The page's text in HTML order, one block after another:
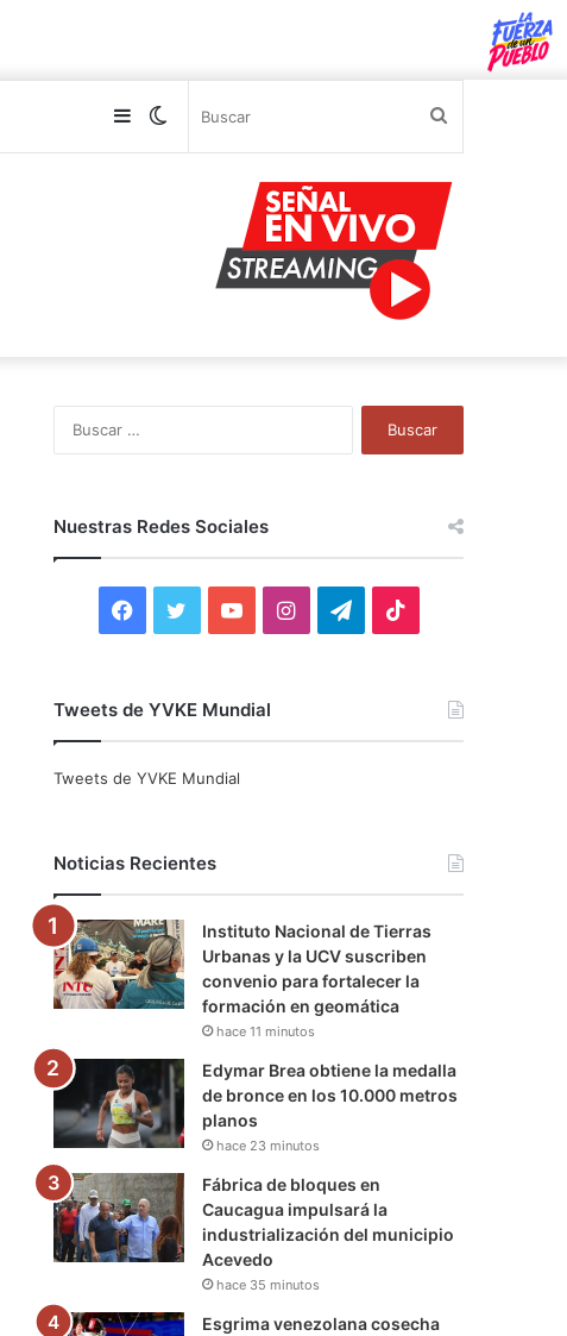
Switch
Sidebar
Nuestras Redes Sociales
F
c
o
k
i
r
Y
u
e
I
r
a
m
T
a
m
Tweets de YVKE Mundial
Tweets de YVKE Mundial
Noticias Recientes
Instituto Nacional de Tierras
Urbanas y la UCV suscriben
convenio para fortalecer la
formación en geomática
hace 11 minutos
Edymar Brea obtiene la medalla
de bronce en los 10.000 metros
planos
hace 23 minutos
Fábrica de bloques en
Caucagua impulsará la
industrialización del municipio
Acevedo
hace 35 minutos
Esgrima venezolana cosecha